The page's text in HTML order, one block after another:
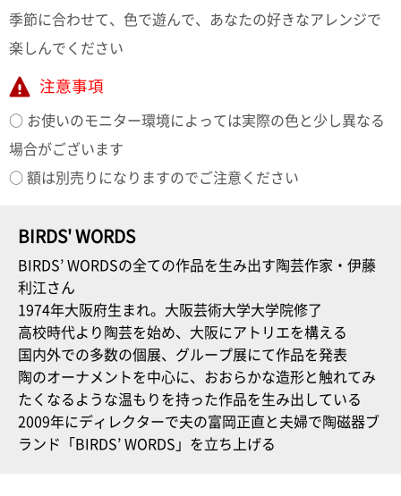
季節に合わせて、色で遊んで、あなたの好きなアレンジで
楽しんでください
注意事項
○ お使いのモニター環境によっては実際の色と少し異なる
場合がございます
○ 額は別売りになりますのでご注意ください
BIRDS' WORDS
BIRDS’ WORDSの全ての作品を生み出す陶芸作家・伊藤
利江さん
1974年大阪府生まれ。大阪芸術大学大学院修了
高校時代より陶芸を始め、大阪にアトリエを構える
国内外での多数の個展、グループ展にて作品を発表
陶のオーナメントを中心に、おおらかな造形と触れてみ
たくなるような温もりを持った作品を生み出している
2009年にディレクターで夫の富岡正直と夫婦で陶磁器ブ
ランド「BIRDS’ WORDS」を立ち上げる